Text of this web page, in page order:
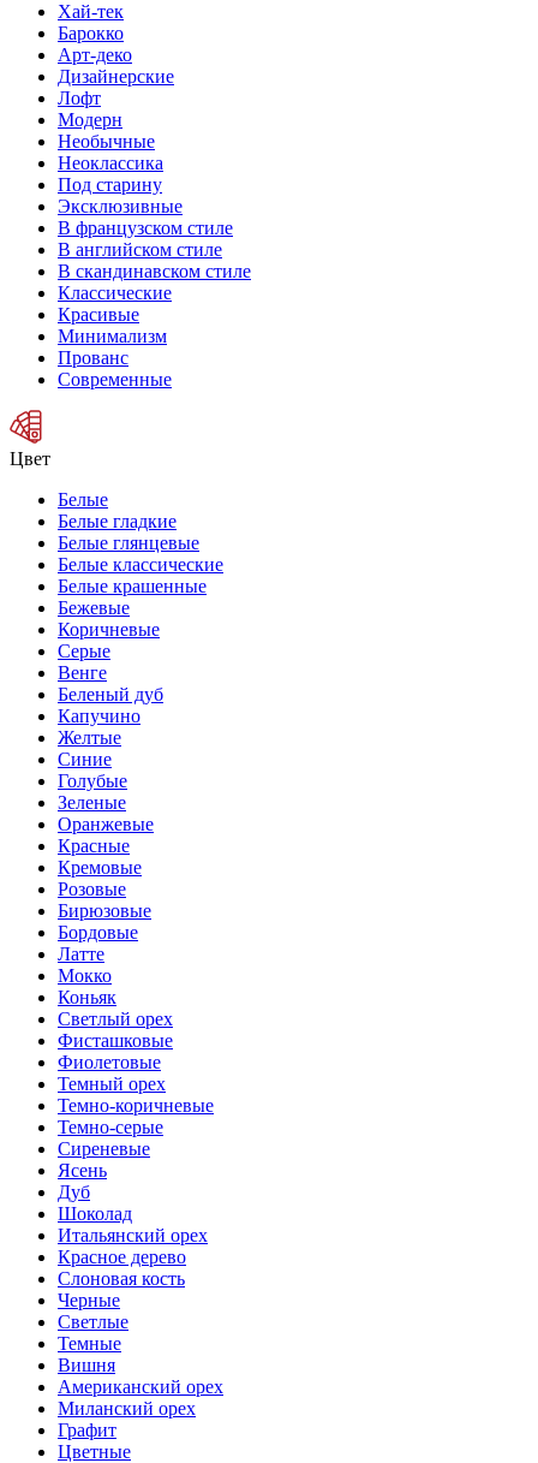
Хай-тек
Барокко
Арт-деко
Дизайнерские
Лофт
Модерн
Необычные
Неоклассика
Под старину
Эксклюзивные
В французском стиле
В английском стиле
В скандинавском стиле
Классические
Красивые
Минимализм
Прованс
Современные
Цвет
Белые
Белые гладкие
Белые глянцевые
Белые классические
Белые крашенные
Бежевые
Коричневые
Серые
Венге
Беленый дуб
Капучино
Желтые
Синие
Голубые
Зеленые
Оранжевые
Красные
Кремовые
Розовые
Бирюзовые
Бордовые
Латте
Мокко
Коньяк
Светлый орех
Фисташковые
Фиолетовые
Темный орех
Темно-коричневые
Темно-серые
Сиреневые
Ясень
Дуб
Шоколад
Итальянский орех
Красное дерево
Слоновая кость
Черные
Светлые
Темные
Вишня
Американский орех
Миланский орех
Графит
Цветные